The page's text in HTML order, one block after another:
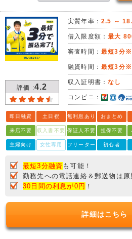
評価 :4.2
実質年率： 2.5 ～
借入限度額：最大
審査時間： 最短3分
融資時間： 最短3分
収入証明書：なし
コンビニ：
即日融資 土日祝 無利息あり おまとめ
来店不要 収入書不要 保証人不要 担保不要
主婦向け 女性専用 フリーター 初心者
最短3分融資 も可能！
勤務先への電話連絡＆郵送物は原
30日間の利息が0円 ！
詳細はこちら